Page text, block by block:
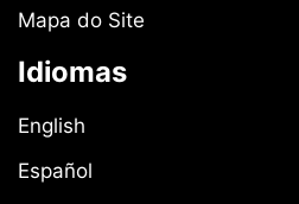
Mapa do Site
Idiomas
English
Español